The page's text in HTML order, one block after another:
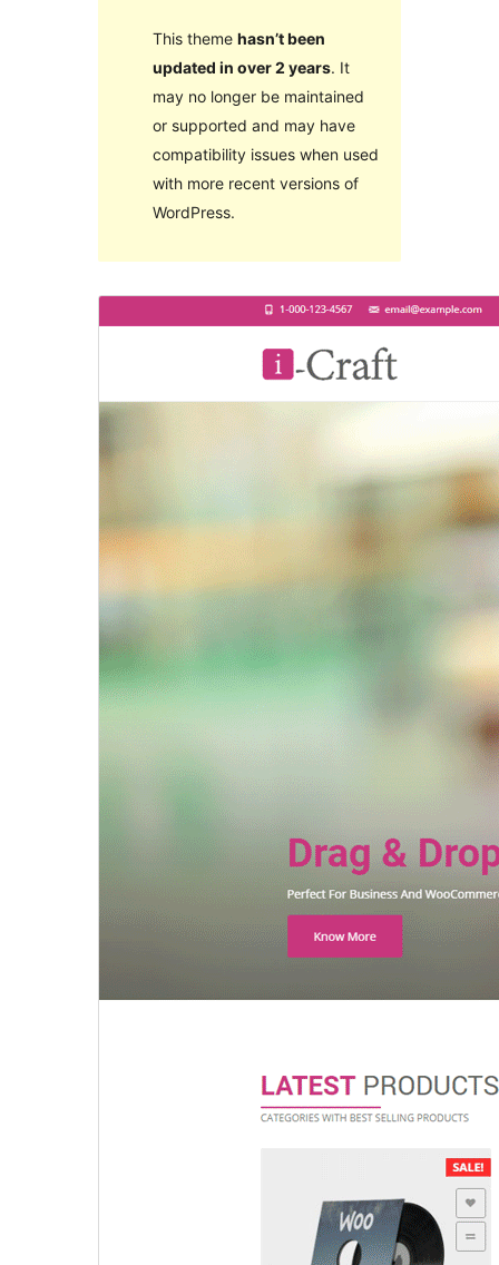
This theme hasn’t been
updated in over 2 years. It
may no longer be maintained
or supported and may have
compatibility issues when used
with more recent versions of
WordPress.